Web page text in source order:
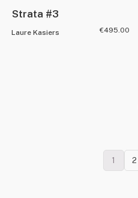
Strata #3
Laure Kasiers €495.00
1 2